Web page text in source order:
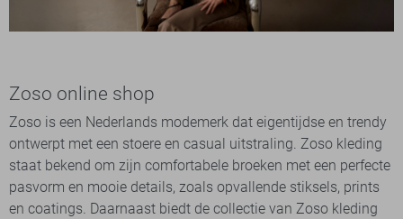
Zoso online shop
Zoso is een Nederlands modemerk dat eigentijdse en trendy
ontwerpt met een stoere en casual uitstraling. Zoso kleding
staat bekend om zijn comfortabele broeken met een perfecte
pasvorm en mooie details, zoals opvallende stiksels, prints
en coatings. Daarnaast biedt de collectie van Zoso kleding